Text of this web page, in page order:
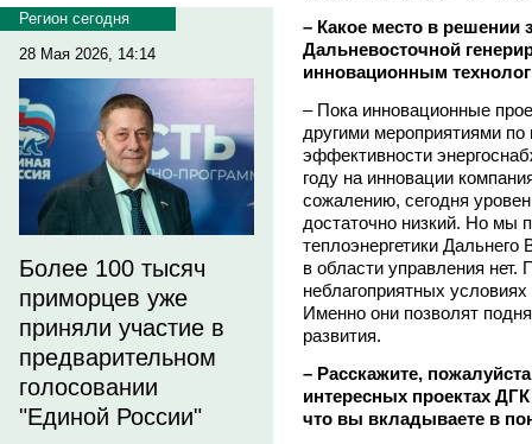
Регион сегодня
28 Мая 2026, 14:14
Более 100 тысяч
приморцев уже
приняли участие в
предварительном
голосовании
"Единой России"
– Какое место в решении
Дальневосточной
инновационным
– Пока инновационные
другими мероприятиями
эффективности
году на инновации
сожалению, сегодня
достаточно низкий. Но мы
теплоэнергетики Дальнего
в области управления нет.
неблагоприятных
Именно они позволят
развития.
– Расскажите,
интересных проектах
что вы вкладываете в